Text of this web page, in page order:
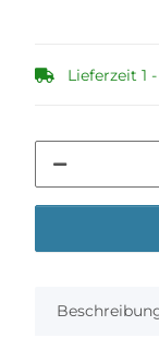
Lieferzeit 1